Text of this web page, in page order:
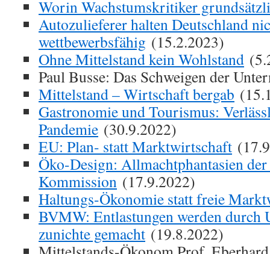
Worin Wachstumskritiker
Autozulieferer halten Deutschland
wettbewerbsfähig (15.2.2023)
Ohne Mittelstand kein Wohlstand
Paul Busse: Das Schweigen der
Mittelstand – Wirtschaft bergab
Gastronomie und Tourismus:
Pandemie (30.9.2022)
EU: Plan- statt Marktwirtschaft
Öko-Design: Allmachtphantasien
Kommission (17.9.2022)
Haltungs-Ökonomie statt freie
BVMW: Entlastungen werden durch
zunichte gemacht (19.8.2022)